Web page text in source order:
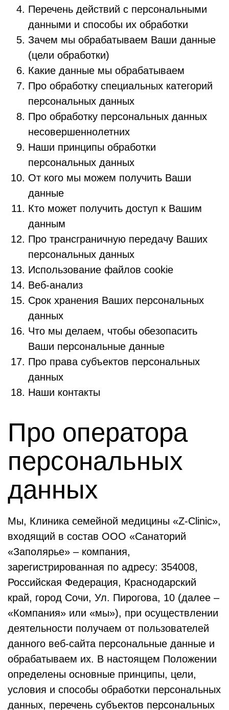
Перечень действий с персональными
данными и способы их обработки
Зачем мы обрабатываем Ваши данные
(цели обработки)
Какие данные мы обрабатываем
Про обработку специальных категорий
персональных данных
Про обработку персональных данных
несовершеннолетних
Наши принципы обработки
персональных данных
От кого мы можем получить Ваши
данные
Кто может получить доступ к Вашим
данным
Про трансграничную передачу Ваших
персональных данных
Использование файлов сookie
Веб-анализ
Срок хранения Ваших персональных
данных
Что мы делаем, чтобы обезопасить
Ваши персональные данные
Про права субъектов персональных
данных
Наши контакты
Про оператора
персональных
данных
Мы, Клиника семейной медицины «Z-Clinic»,
входящий в состав ООО «Санаторий
«Заполярье» – компания,
зарегистрированная по адресу: 354008,
Российская Федерация, Краснодарский
край, город Сочи, Ул. Пирогова, 10 (далее –
«Компания» или «мы»), при осуществлении
деятельности получаем от пользователей
данного веб-сайта персональные данные и
обрабатываем их. В настоящем Положении
определены основные принципы, цели,
условия и способы обработки персональных
данных, перечень субъектов персональных